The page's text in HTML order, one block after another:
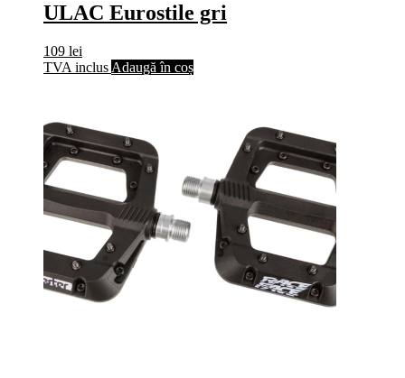
ULAC Eurostile gri
109 lei
TVA inclus Adaugă în coș